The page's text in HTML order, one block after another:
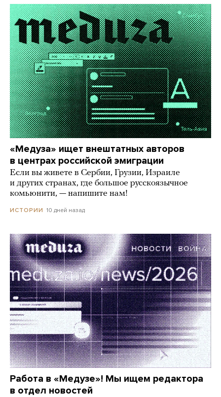
«Медуза» ищет внештатных авторов
в центрах российской эмиграции
Если вы живете в Сербии, Грузии, Израиле
и других странах, где большое русскоязычное
комьюнити, — напишите нам!
ИСТОРИИ 10 дней назад
Работа в «Медузе»! Мы ищем редактора
в отдел новостей